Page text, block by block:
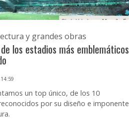
y grandes obras
los estadios más emblemáticos
un top único, de los 10
por su diseño e imponente